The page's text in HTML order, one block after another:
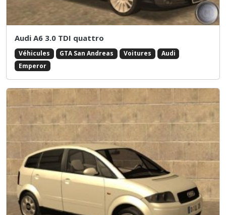
Audi A6 3.0 TDI quattro
Véhicules GTA San Andreas Voitures
Audi
Emperor